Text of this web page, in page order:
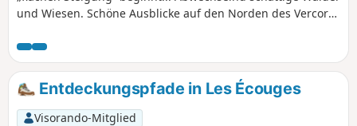
und Wiesen. Schöne Ausblicke auf den Norden des Vercors:
Wetterbedingungen zulassen.
Entdeckungspfade in Les Écouges
Visorando-Mitglied